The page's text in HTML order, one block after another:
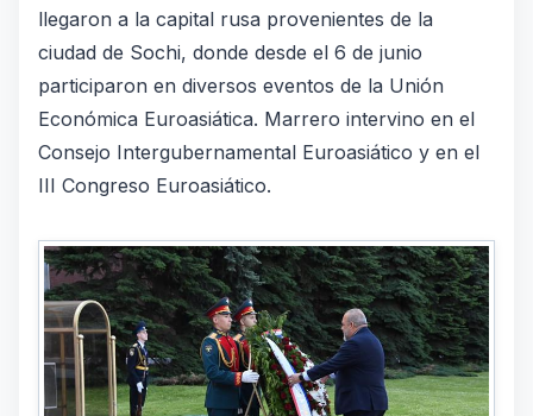
llegaron a la capital rusa provenientes de la
ciudad de Sochi, donde desde el 6 de junio
participaron en diversos eventos de la Unión
Económica Euroasiática. Marrero intervino en el
Consejo Intergubernamental Euroasiático y en el
III Congreso Euroasiático.